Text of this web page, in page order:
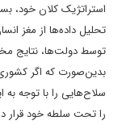
استراتژیک کلان خود،
تحلیل داده‌ها از مغز
توسط دولت‌ها، نتایج
بدین‌صورت که اگر
سلاح‌هایی را با توجه به
را تحت سلطه خود قرار